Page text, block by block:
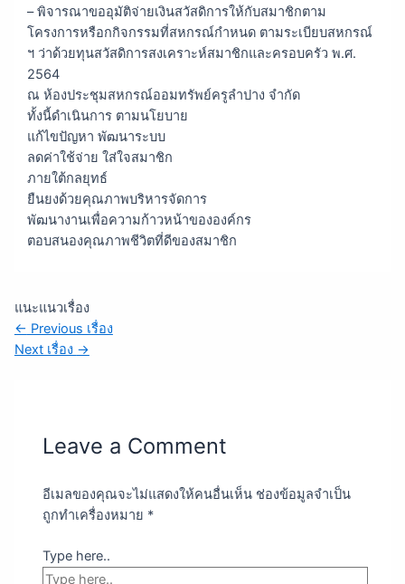
– พิจารณาขออุมัติจ่ายเงินสวัสดิการให้กับสมาชิกตาม
โครงการหรือกกิจกรรมที่สหกรณ์กำหนด ตามระเบียบสหกรณ์
ฯ ว่าด้วยทุนสวัสดิการสงเคราะห์สมาชิกและครอบครัว พ.ศ.
2564
ณ ห้องประชุมสหกรณ์ออมทรัพย์ครูลำปาง จำกัด
ทั้งนี้ดำเนินการ ตามนโยบาย
แก้ไขปัญหา พัฒนาระบบ
ลดค่าใช้จ่าย ใส่ใจสมาชิก
ภายใต้กลยุทธ์
ยืนยงด้วยคุณภาพบริหารจัดการ
พัฒนางานเพื่อความก้าวหน้าขององค์กร
ตอบสนองคุณภาพชีวิตที่ดีของสมาชิก
แนะแนวเรื่อง
← Previous เรื่อง
Next เรื่อง →
Leave a Comment
อีเมลของคุณจะไม่แสดงให้คนอื่นเห็น ช่องข้อมูลจำเป็น
ถูกทำเครื่องหมาย *
Type here..